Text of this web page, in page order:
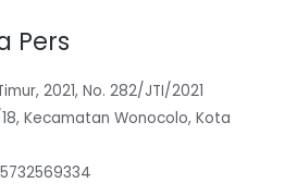
Pers
2021, No. 282/JTI/2021
Kecamatan Wonocolo, Kota